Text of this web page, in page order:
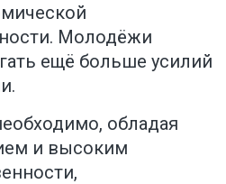
Молодёжи
ещё больше усилий
обладая
и высоким